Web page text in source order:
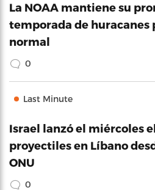
La NOAA mantiene su
temporada de huracanes
normal
0
Last Minute
Israel lanzó el miércoles
proyectiles en Líbano
ONU
0